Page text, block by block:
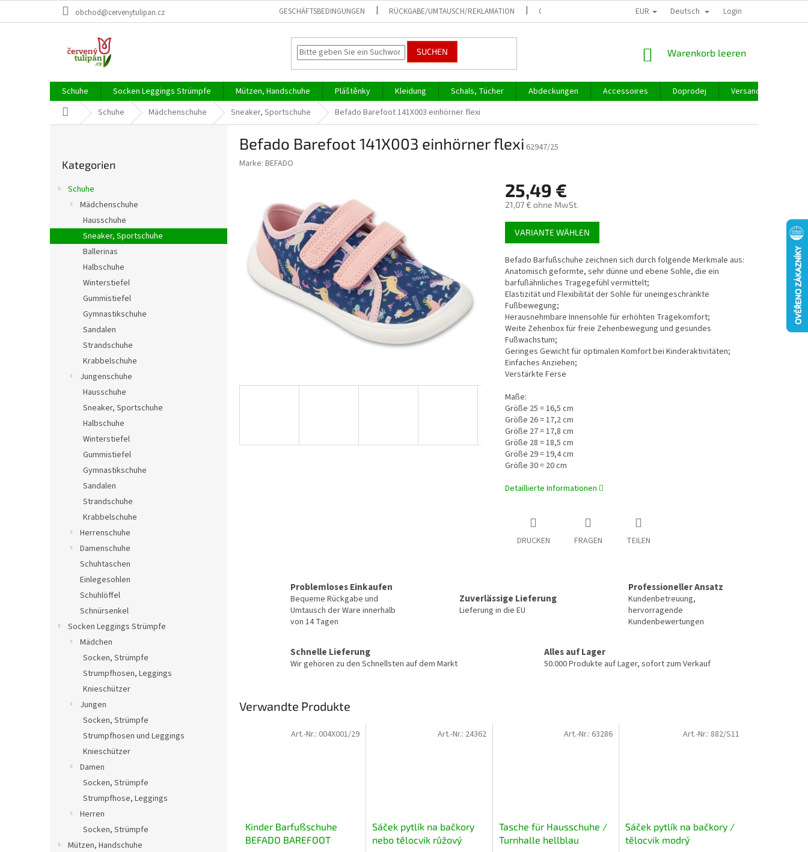
obchod@cervenytulipan.cz GESCHÄFTSBEDINGUNGEN RÜCKGABE/UMTAUSCH/REKLAMATION GROSSHANDEL EUR Deutsch Login
SUCHEN WARENKORB
Warenkorb leeren
Schuhe Socken Leggings Strümpfe Mützen, Handschuhe Pláštěnky Kleidung Schals, Tücher Abdeckungen Accessoires Doprodej
Versand und Zahlung
StartseiteSchuhe Mädchenschuhe Sneaker, Sportschuhe Befado Barefoot 141X003 einhörner flexi
überspringen
Kategorien
Schuhe
Mädchenschuhe
Hausschuhe
Sneaker, Sportschuhe
Ballerinas
Halbschuhe
Winterstiefel
Gummistiefel
Gymnastikschuhe
Sandalen
Strandschuhe
Krabbelschuhe
Jungenschuhe
Hausschuhe
Sneaker, Sportschuhe
Halbschuhe
Winterstiefel
Gummistiefel
Gymnastikschuhe
Sandalen
Strandschuhe
Krabbelschuhe
Herrenschuhe
Damenschuhe
Schuhtaschen
Einlegesohlen
Schuhlöffel
Schnürsenkel
Socken Leggings Strümpfe
Mädchen
Socken, Strümpfe
Strumpfhosen, Leggings
Knieschützer
Jungen
Socken, Strümpfe
Strumpfhosen und Leggings
Knieschützer
Damen
Socken, Strümpfe
Strumpfhose, Leggings
Herren
Socken, Strümpfe
Mützen, Handschuhe
Befado Barefoot 141X003 einhörner flexi 62947/25
Marke: BEFADO
25,49 €
21,07 € ohne MwSt.
Verkaufspreis:
VARIANTE WÄHLEN
Befado Barfußschuhe zeichnen sich durch folgende Merkmale aus:
Anatomisch geformte, sehr dünne und ebene Sohle, die ein
barfußähnliches Tragegefühl vermittelt;
Elastizität und Flexibilität der Sohle für uneingeschränkte
Fußbewegung;
Herausnehmbare Innensohle für erhöhten Tragekomfort;
Weite Zehenbox für freie Zehenbewegung und gesundes
Fußwachstum;
Geringes Gewicht für optimalen Komfort bei Kinderaktivitäten;
Einfaches Anziehen;
Verstärkte Ferse
Maße:
Größe 25 = 16,5 cm
Größe 26 = 17,2 cm
Größe 27 = 17,8 cm
Größe 28 = 18,5 cm
Größe 29 = 19,4 cm
Größe 30 = 20 cm
Detaillierte Informationen
DRUCKEN FRAGEN TEILEN
Problemloses Einkaufen
Bequeme Rückgabe und
Umtausch der Ware innerhalb
von 14 Tagen
Zuverlässige Lieferung
Lieferung in die EU
Professioneller Ansatz
Kundenbetreuung,
hervorragende
Kundenbewertungen
Schnelle Lieferung
Wir gehören zu den Schnellsten auf dem Markt
Alles auf Lager
50.000 Produkte auf Lager, sofort zum Verkauf
Verwandte Produkte
Kinder Barfußschuhe
BEFADO BAREFOOT
Art.-Nr.: 004X001/29
Sáček pytlík na bačkory
nebo tělocvik růžový
Art.-Nr.: 24362
Tasche für Hausschuhe /
Turnhalle hellblau
Art.-Nr.: 63286
Sáček pytlík na bačkory /
tělocvik modrý
Art.-Nr.: 882/S11